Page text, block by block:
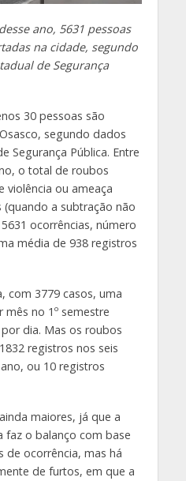
ano, 5631 pessoas
na cidade, segundo
de Segurança
30 pessoas são
segundo dados
Segurança Pública. Entre
o total de roubos
violência ou ameaça
a subtração não
ocorrências, número
média de 938 registros
com 3779 casos, uma
no 1º semestre
dia. Mas os roubos
registros nos seis
ou 10 registros
maiores, já que a
faz o balanço com base
de ocorrência, mas há
de furtos, em que a